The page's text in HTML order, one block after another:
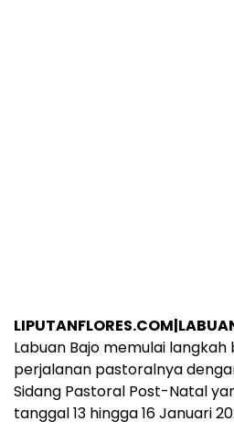
Labuan Bajo memulai
perjalanan pastoralnya
Sidang Pastoral Post-Natal
tanggal 13 hingga 16 Januari